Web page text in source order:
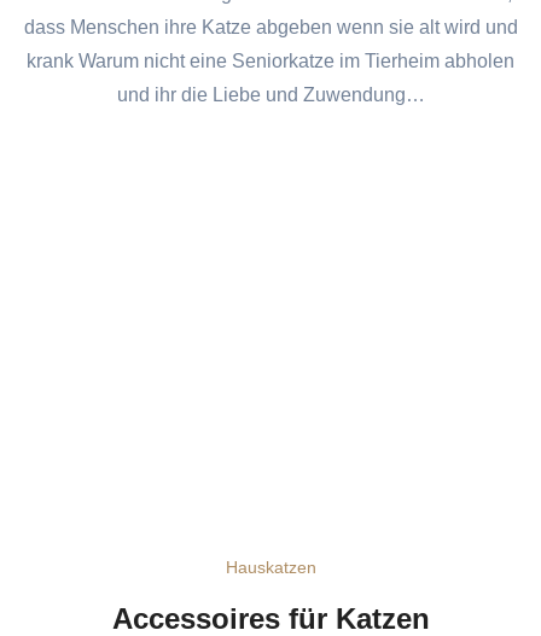
dass Menschen ihre Katze abgeben wenn sie alt wird und
krank Warum nicht eine Seniorkatze im Tierheim abholen
und ihr die Liebe und Zuwendung…
Hauskatzen
Accessoires für Katzen